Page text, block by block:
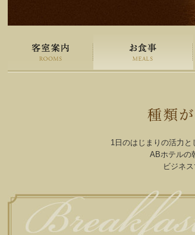
客室案内 お食事
1日のはじまりの活力と
ABホテルの
ビジネ